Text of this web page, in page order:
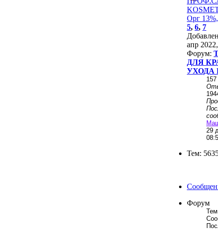
Орг
5, 6, 7
апр
Форум:
ДЛЯ
УХОДА
157
29
Тем:
Форум